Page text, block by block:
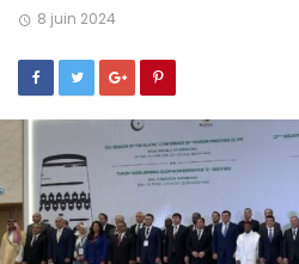
8 juin 2024